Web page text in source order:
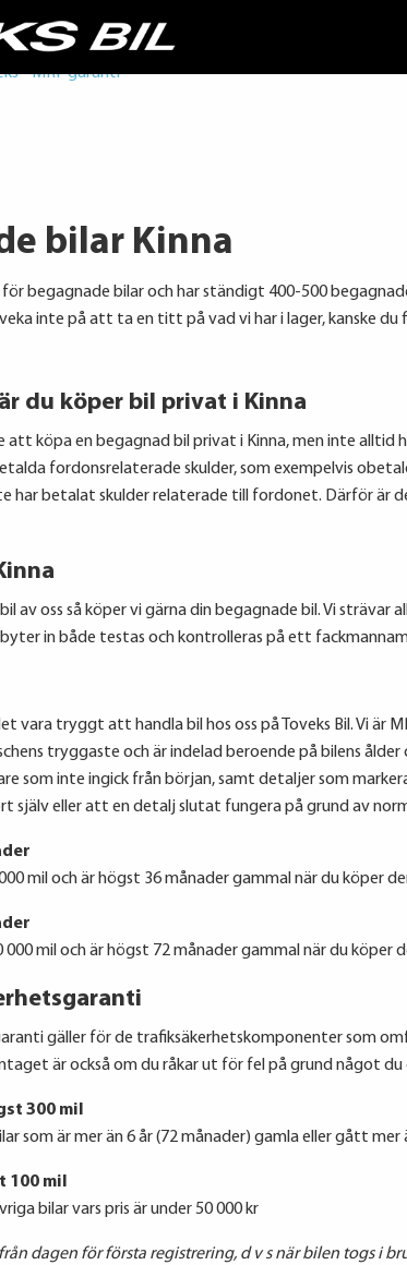
bilar Kinna
för begagnade bilar och har ständigt 400-500
inte på att ta en titt på vad vi har i lager, kanske
du köper bil privat i Kinna
att köpa en begagnad bil privat i Kinna, men inte
fordonsrelaterade skulder, som exempelvis
har betalat skulder relaterade till fordonet. Därför är
av oss så köper vi gärna din begagnade bil. Vi
byter in både testas och kontrolleras på ett
vara tryggt att handla bil hos oss på Toveks Bil. Vi är
tryggaste och är indelad beroende på bilens
som inte ingick från början, samt detaljer som
själv eller att en detalj slutat fungera på grund av
mil och är högst 36 månader gammal när du köper
mil och är högst 72 månader gammal när du köper
gäller för de trafiksäkerhetskomponenter som
är också om du råkar ut för fel på grund något
300 mil
som är mer än 6 år (72 månader) gamla eller gått mer
100 mil
bilar vars pris är under 50 000 kr
dagen för första registrering, d v s när bilen togs i